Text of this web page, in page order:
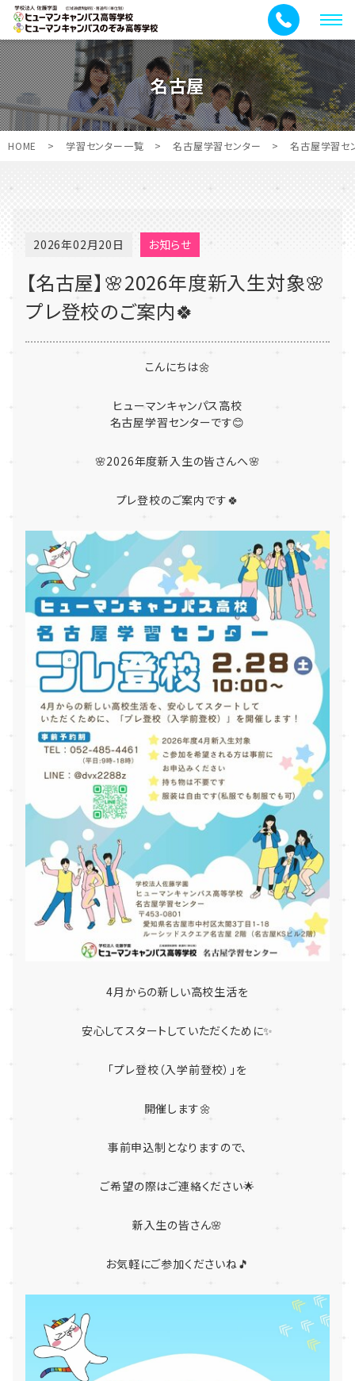
メ
ニ
ュ
ー
名古屋
HOME > 学習センター一覧 > 名古屋学習センター > 名古屋学習セ
2026年02月20日 お知らせ
【名古屋】🌸2026年度新入生対象🌸
プレ登校のご案内🍀
こんにちは🌼
ヒューマンキャンパス高校
名古屋学習センターです😊
🌸2026年度新入生の皆さんへ🌸
プレ登校のご案内です🍀
4月からの新しい高校生活を
安心してスタートしていただくために✨
「プレ登校（入学前登校）」を
開催します🌼
事前申込制となりますので、
ご希望の際はご連絡ください🌟
新入生の皆さん🌸
お気軽にご参加くださいね🎵